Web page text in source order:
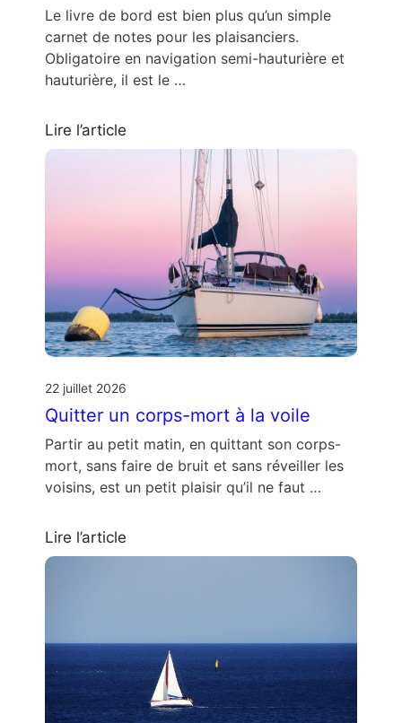
Le livre de bord est bien plus qu’un simple
carnet de notes pour les plaisanciers.
Obligatoire en navigation semi-hauturière et
hauturière, il est le …
Lire l’article
22 juillet 2026
Quitter un corps-mort à la voile
Partir au petit matin, en quittant son corps-
mort, sans faire de bruit et sans réveiller les
voisins, est un petit plaisir qu’il ne faut …
Lire l’article